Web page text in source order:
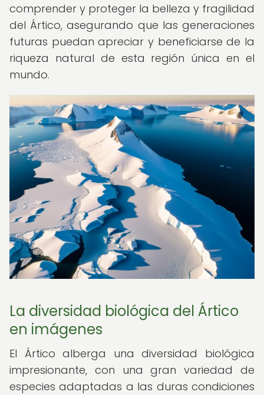
comprender y proteger la belleza y fragilidad
del Ártico, asegurando que las generaciones
futuras puedan apreciar y beneficiarse de la
riqueza natural de esta región única en el
mundo.
La diversidad biológica del Ártico
en imágenes
El Ártico alberga una diversidad biológica
impresionante, con una gran variedad de
especies adaptadas a las duras condiciones